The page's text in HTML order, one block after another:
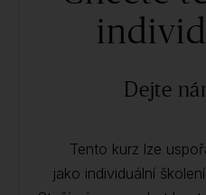
Dejte
Tento kurz lze
jako individuální